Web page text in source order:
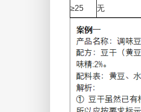
≥25 无